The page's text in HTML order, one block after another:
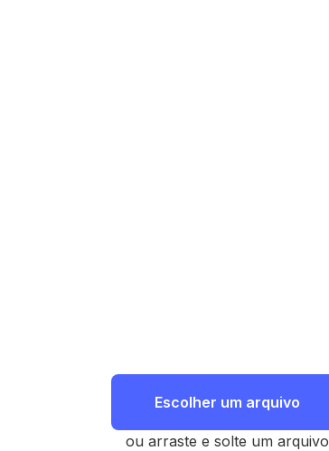
Escolher um arquivo
ou arraste e solte um arquivo